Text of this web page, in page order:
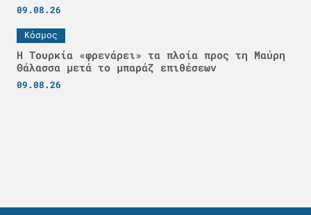
09.08.26
Κόσμος
Η Τουρκία «φρενάρει» τα πλοία προς τη Μαύρη
Θάλασσα μετά το μπαράζ επιθέσεων
09.08.26